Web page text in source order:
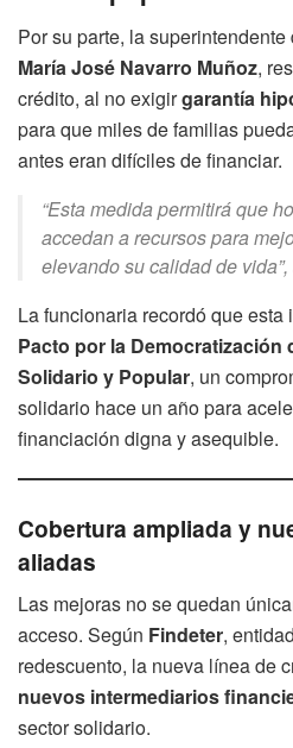
Por su parte, la
María José Navarro Muñoz,
crédito, al no exigirgarantía
para que miles de familias
antes eran difíciles de financiar.
“Esta medida permitirá que
accedan a recursos para
elevando su calidad de
La funcionaria recordó que
Pacto por la
Solidario y Popular, un
solidario hace un año para
financiación digna y asequible.
Cobertura ampliada y
aliadas
Las mejoras no se quedan
acceso. Según Findeter,
redescuento, la nueva línea de
nuevos intermediarios
sector solidario.